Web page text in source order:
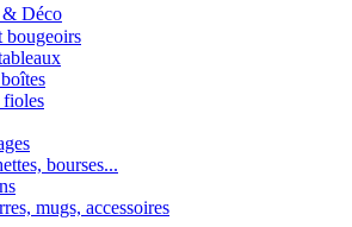
& Déco
bougeoirs
fioles
bourses...
mugs, accessoires